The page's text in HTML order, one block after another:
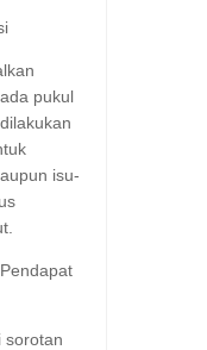
pukul
isu-
sorotan